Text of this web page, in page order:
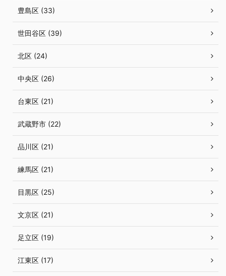
豊島区 (33)
世田谷区 (39)
北区 (24)
中央区 (26)
台東区 (21)
武蔵野市 (22)
品川区 (21)
練馬区 (21)
目黒区 (25)
文京区 (21)
足立区 (19)
江東区 (17)